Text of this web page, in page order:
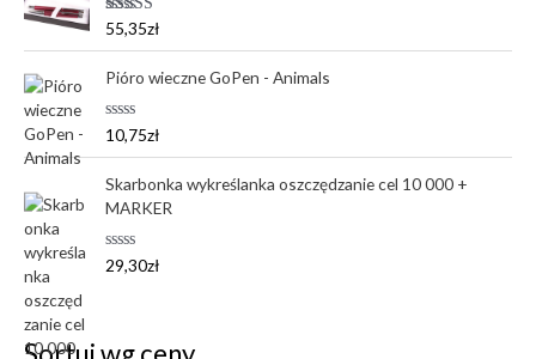
Oceniono
5.00
55,35zł
Pióro wieczne GoPen - Animals
O
n
i
o
o
0
n
10,75zł
Skarbonka wykreślanka oszczędzanie cel 10 000 +
MARKER
O
29,30zł